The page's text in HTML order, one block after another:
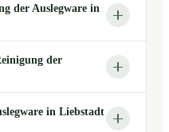
der Auslegware in
der
in Liebstadt